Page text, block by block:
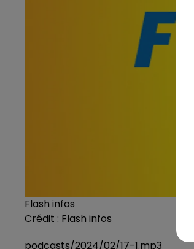
Flash infos
Crédit : Flash infos
podcasts/2024/02/17-1.mp3